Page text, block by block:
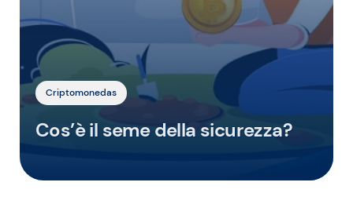
Criptomonedas
Cos’è il seme della sicurezza?